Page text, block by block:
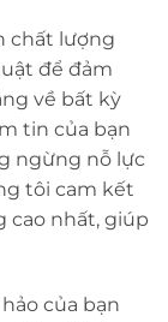
chất lượng
để đảm
về bất kỳ
tin của bạn
ngừng nỗ lực
tôi cam kết
cao nhất, giúp
của bạn